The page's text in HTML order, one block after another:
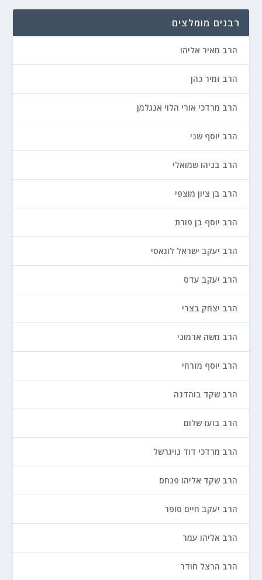
רבנים מומלצים
הרב מאיר אליהו
הרב זמיר כהן
הרב מרדכי אורי הלוי אנגלמן
הרב יוסף שני
הרב בניהו שמואלי
הרב בן ציון מוצפי
הרב יוסף בן פורת
הרב יעקב ישראל לוגאסי
הרב יעקב עדס
הרב יצחק בצרי
הרב משה ארמוני
הרב יוסף מזרחי
הרב שקד בוהדנה
הרב בועז שלום
הרב מרדכי דוד נויגרשל
הרב שקד אליהו פנחס
הרב יעקב חיים סופר
הרב אליהו עמר
הרב הרצל חודר